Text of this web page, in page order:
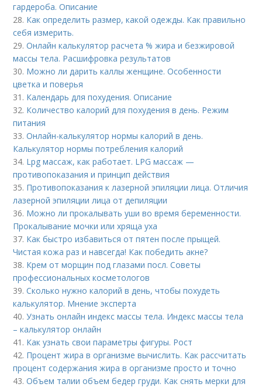
гардероба. Описание
28. Как определить размер, какой одежды. Как правильно
себя измерить.
29.Онлайн калькулятор расчета % жира и безжировой
массы тела. Расшифровка результатов
30. Можно ли дарить каллы женщине. Особенности
цветка и поверья
31. Календарь для похудения. Описание
32. Количество калорий для похудения в день. Режим
питания
33.Онлайн-калькулятор нормы калорий в день.
Калькулятор нормы потребления калорий
34. Lpg массаж, как работает. LPG массаж —
противопоказания и принцип действия
35. Противопоказания к лазерной эпиляции лица. Отличия
лазерной эпиляции лица от депиляции
36. Можно ли прокалывать уши во время беременности.
Прокалывание мочки или хряща уха
37. Как быстро избавиться от пятен после прыщей.
Чистая кожа раз и навсегда! Как победить акне?
38. Крем от морщин под глазами посл. Советы
профессиональных косметологов
39.Сколько нужно калорий в день, чтобы похудеть
калькулятор. Мнение эксперта
40.Узнать онлайн индекс массы тела. Индекс массы тела
– калькулятор онлайн
41. Как узнать свои параметры фигуры. Рост
42. Процент жира в организме вычислить. Как рассчитать
процент содержания жира в организме просто и точно
43.Объем талии объем бедер груди. Как снять мерки для